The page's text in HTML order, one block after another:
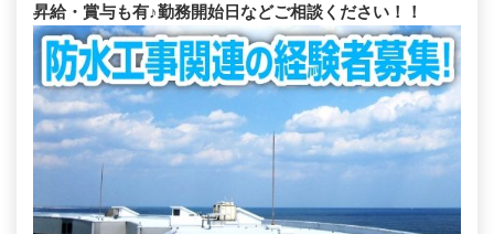
昇給・賞与も有♪勤務開始日などご相談ください！！